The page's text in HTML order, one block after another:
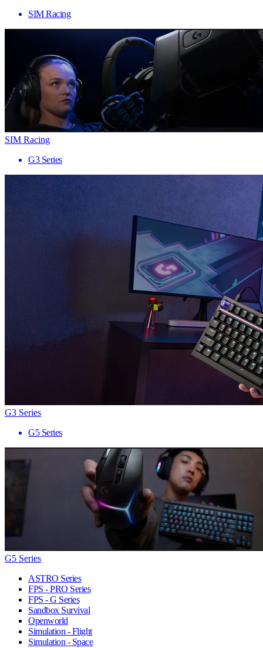
SIM Racing
SIM Racing
G3 Series
G3 Series
G5 Series
G5 Series
ASTRO Series
FPS - PRO Series
FPS - G Series
Sandbox Survival
Openworld
Simulation - Flight
Simulation - Space